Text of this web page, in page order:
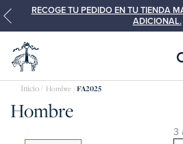
RECOGE TU PEDIDO EN TU TIENDA
ADICIONAL.
Hombre FA2025
Hombre
3